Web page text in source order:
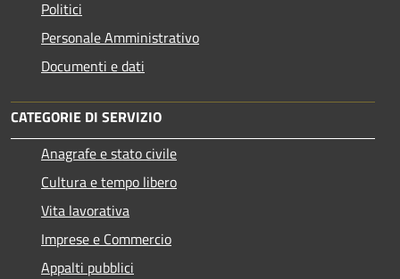
Politici
Personale Amministrativo
Documenti e dati
CATEGORIE DI SERVIZIO
Anagrafe e stato civile
Cultura e tempo libero
Vita lavorativa
Imprese e Commercio
Appalti pubblici